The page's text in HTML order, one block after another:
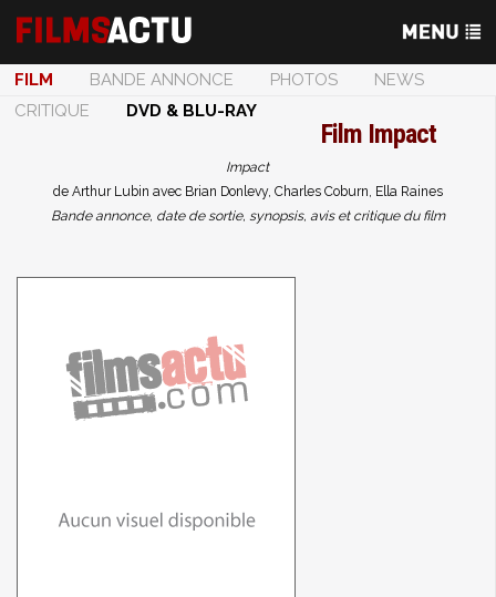
FILM BANDE ANNONCE PHOTOS
NEWS
CRITIQUE
DVD & BLU-RAY
Film Impact
Impact
de Arthur Lubin avec Brian Donlevy, Charles Coburn, Ella Raines
Bande annonce, date de sortie, synopsis, avis et critique du film